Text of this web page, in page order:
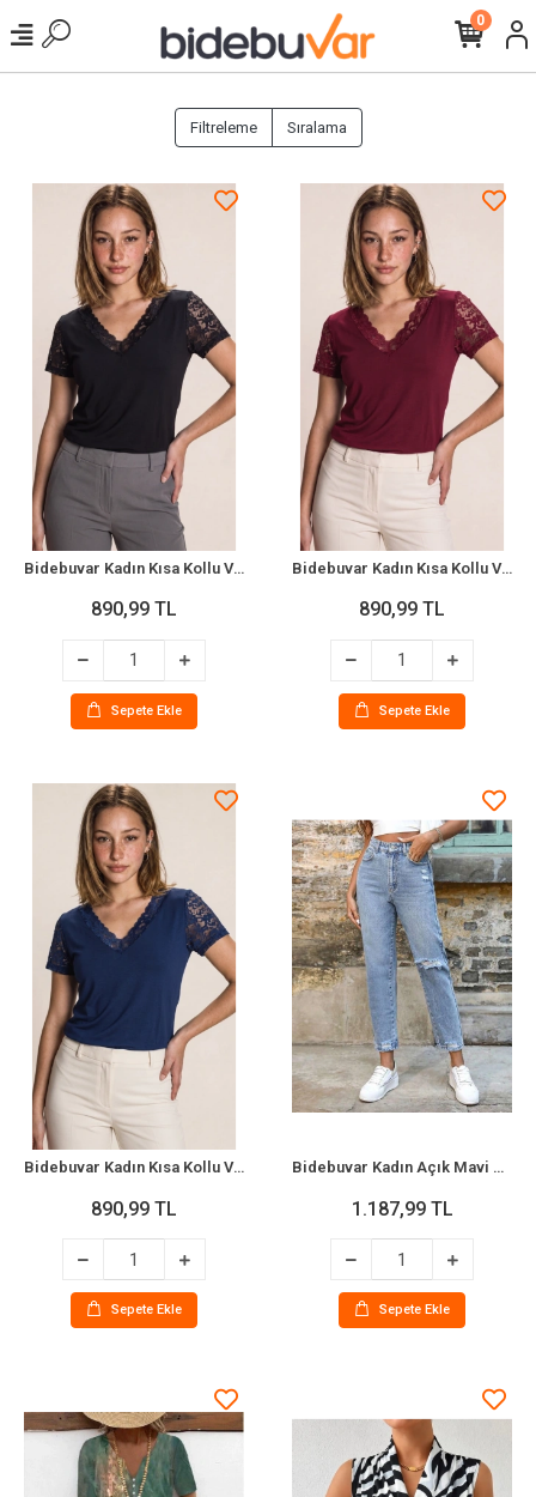
0
Filtreleme Sıralama
Bidebuvar Kadın Kısa Kollu V Yakalı Dantelli Viskon Bluz
890,99 TL
Sepete Ekle
Bidebuvar Kadın Kısa Kollu V Yakalı Dantelli Viskon Bluz
890,99 TL
Sepete Ekle
Bidebuvar Kadın Kısa Kollu V Yakalı Dantelli Viskon Bluz
890,99 TL
Sepete Ekle
Bidebuvar Kadın Açık Mavi Yırtık Mom Fit Kot Pantolon
1.187,99 TL
Sepete Ekle